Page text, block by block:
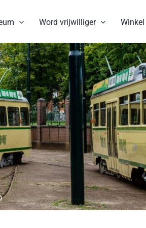
Word vrijwilliger Winkel